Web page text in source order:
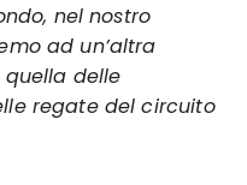
nel nostro
ad un’altra
delle
regate del circuito